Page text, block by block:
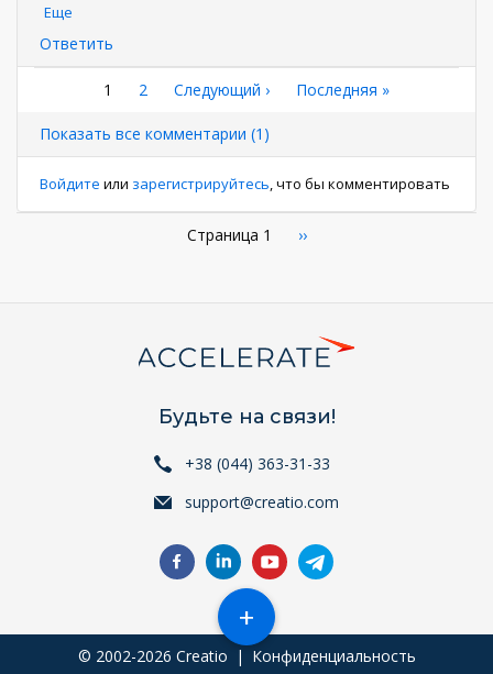
Еще
Ответить
Нумерация
страниц
Текущая
1 Страница
2
Следующая
Следующий ›
Последняя
Последняя »
Показать все комментарии (1)
Войдите или зарегистрируйтесь , что бы комментировать
Страница 1
Следующая
››
Будьте на связи!
+38 (044) 363-31-33
support@creatio.com
© 2002-2026 Creatio | Конфиденциальность
+